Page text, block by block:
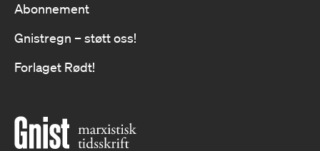
Abonnement
Gnistregn – støtt oss!
Forlaget Rødt!